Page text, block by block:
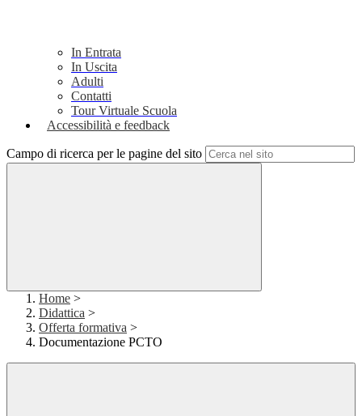
In Entrata
In Uscita
Adulti
Contatti
Tour Virtuale Scuola
Accessibilità e feedback
Campo di ricerca per le pagine del sito
Home >
Didattica >
Offerta formativa >
Documentazione PCTO